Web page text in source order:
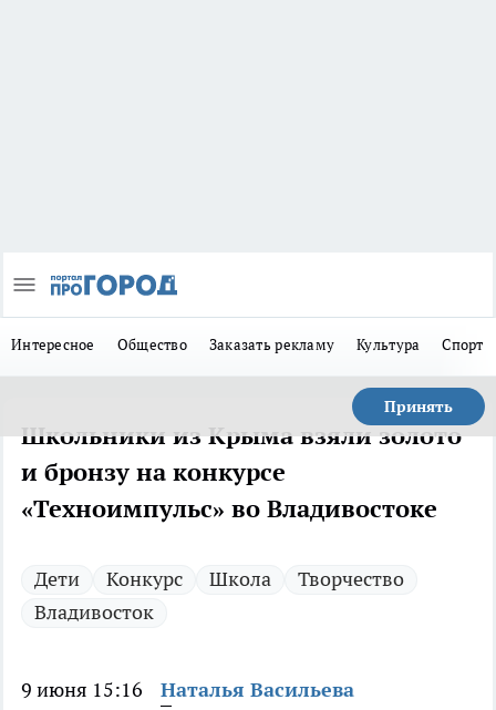
Интересное Общество Заказать рекламу Культура Спорт
Принять
Школьники из Крыма взяли золото
и бронзу на конкурсе
«Техноимпульс» во Владивостоке
Дети Конкурс Школа
Творчество
Владивосток
9 июня 15:16 Наталья Васильева